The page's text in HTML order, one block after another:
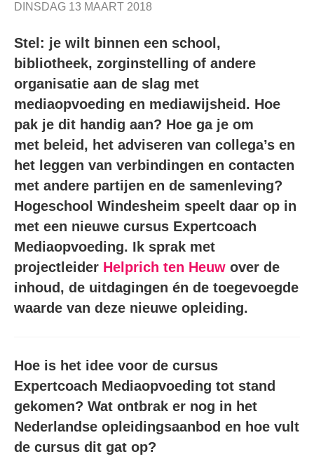
DINSDAG 13 MAART 2018
Stel: je wilt binnen een school,
bibliotheek, zorginstelling of andere
organisatie aan de slag met
mediaopvoeding en mediawijsheid. Hoe
pak je dit handig aan? Hoe ga je om
met beleid, het adviseren van collega’s en
het leggen van verbindingen en contacten
met andere partijen en de samenleving?
Hogeschool Windesheim speelt daar op in
met een nieuwe cursus Expertcoach
Mediaopvoeding. Ik sprak met
projectleider Helprich ten Heuw over de
inhoud, de uitdagingen én de toegevoegde
waarde van deze nieuwe opleiding.
Hoe is het idee voor de cursus
Expertcoach Mediaopvoeding tot stand
gekomen? Wat ontbrak er nog in het
Nederlandse opleidingsaanbod en hoe vult
de cursus dit gat op?